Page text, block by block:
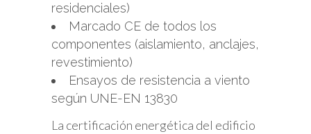
residenciales)
Marcado CE de todos los
componentes (aislamiento, anclajes,
revestimiento)
Ensayos de resistencia a viento
según UNE-EN 13830
La certificación energética del edificio